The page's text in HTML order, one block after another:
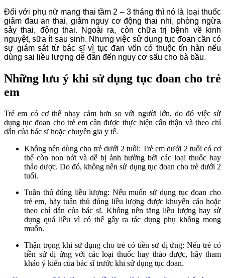
Đối với phụ nữ mang thai tầm 2 – 3 tháng thì nó là loại thuốc
giảm đau an thai, giảm nguy cơ động thai nhi, phòng ngừa
sảy thai, động thai. Ngoài ra, còn chữa trị bệnh về kinh
nguyệt, sữa ít sau sinh. Nhưng việc sử dụng tục đoan cần có
sự giám sát từ bác sĩ vì tục đan vốn có thuộc tín hàn nếu
dùng sai liều lượng dễ đẫn đến nguy cơ sấu cho bà bầu.
Những lưu ý khi sử dụng tục đoan cho trẻ
em
Trẻ em có cơ thể nhạy cảm hơn so với người lớn, do đó việc sử
dụng tục đoan cho trẻ em cần được thực hiện cẩn thận và theo chỉ
dẫn của bác sĩ hoặc chuyên gia y tế.
Không nên dùng cho trẻ dưới 2 tuổi: Trẻ em dưới 2 tuổi có cơ
thể còn non nớt và dễ bị ảnh hưởng bởi các loại thuốc hay
thảo dược. Do đó, không nên sử dụng tục đoan cho trẻ dưới 2
tuổi.
Tuân thủ đúng liều lượng: Nếu muốn sử dụng tục đoan cho
trẻ em, hãy tuân thủ đúng liều lượng được khuyến cáo hoặc
theo chỉ dẫn của bác sĩ. Không nên tăng liều lượng hay sử
dụng quá liều vì có thể gây ra tác dụng phụ không mong
muốn.
Thận trọng khi sử dụng cho trẻ có tiền sử dị ứng: Nếu trẻ có
tiền sử dị ứng với các loại thuốc hay thảo dược, hãy tham
khảo ý kiến của bác sĩ trước khi sử dụng tục đoan.